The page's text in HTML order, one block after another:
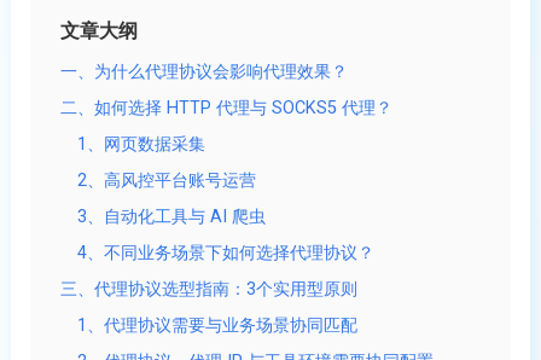
文章大纲
一、为什么代理协议会影响代理效果？
二、如何选择 HTTP 代理与 SOCKS5 代理？
1、网页数据采集
2、高风控平台账号运营
3、自动化工具与 AI 爬虫
4、不同业务场景下如何选择代理协议？
三、代理协议选型指南：3个实用型原则
1、代理协议需要与业务场景协同匹配